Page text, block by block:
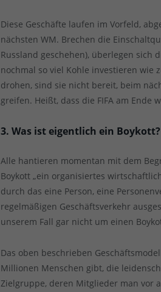
Diese Geschäfte laufen im Vorfeld,
nächsten WM. Brechen die
Russland geschehen), überlegen sich
nochmal so viel Kohle investieren wie
drohen, sind sie nicht bereit, beim
greifen. Heißt, dass die FIFA am
3. Was ist eigentlich ein Boykott?
Alle hantieren momentan mit dem
Boykott „ein organisiertes
durch das eine Person, eine
regelmäßigen Geschäftsverkehr
unserem Fall gar nicht um einen
Das oben beschrieben
Millionen Menschen gibt, die
Zielgruppe, deren Mitglieder man vor